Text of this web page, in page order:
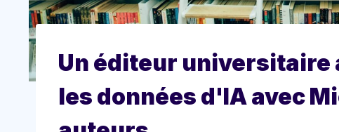
Un éditeur universitaire
les données d'IA avec